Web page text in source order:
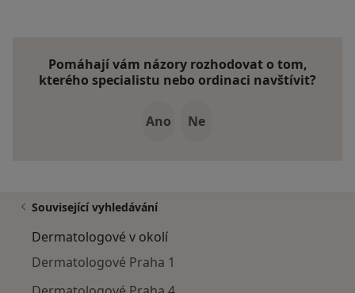
Pomáhají vám názory rozhodovat o tom,
kterého specialistu nebo ordinaci navštívit?
Ano Ne
Související vyhledávání
Dermatologové v okolí
Dermatologové Praha 1